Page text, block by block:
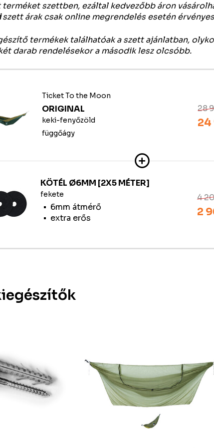
szettben, ezáltal kedvezőbb áron
szett árak csak online megrendelés esetén
termékek találhatóak a szett ajánlatban,
darab rendelésekor a második lesz olcsóbb.
Ticket To the Moon
ORIGINAL
keki-fenyőzöld
függőágy
28
24
KÖTÉL Ø6MM [2X5 MÉTER]
fekete
6mm átmérő
extra erős
4
2